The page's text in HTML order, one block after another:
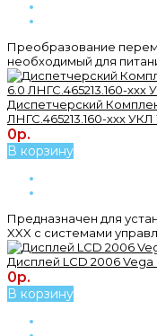
Преобразование
необходимый для
Диспетчерский
ЛНГС.465213.160-ххх УКЛ
0р.
В корзину
Предназначен для
XXX с системами
Дисплей LCD 2006
0р.
В корзину